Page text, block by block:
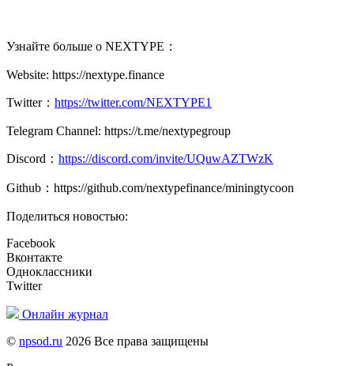
Узнайте больше о NEXTYPE：
Website: https://nextype.finance
Twitter： https://twitter.com/NEXTYPE1
Telegram Channel: https://t.me/nextypegroup
Discord： https://discord.com/invite/UQuwAZTWzK
Github：https://github.com/nextypefinance/miningtycoon
Поделиться новостью:
Facebook
Вконтакте
Одноклассники
Twitter
Онлайн журнал
© npsod.ru 2026 Все права защищены